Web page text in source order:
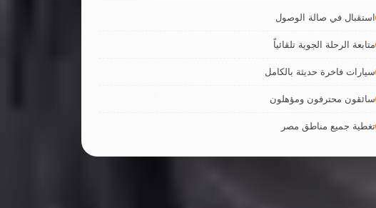
استقبال في صالة الوصول
متابعة الرحلة الجوية تلقائياً
سيارات فاخرة حديثة بالكامل
سائقون محترفون ومؤهلون
تغطية جميع مناطق مصر